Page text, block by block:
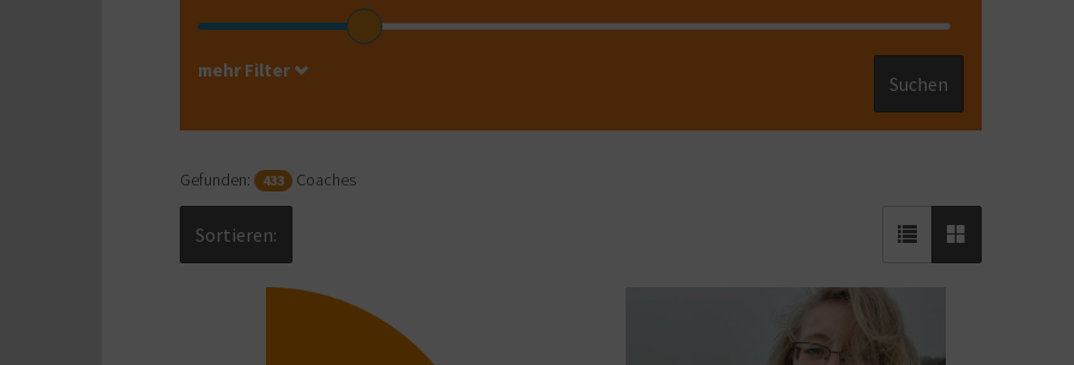
Suchen
mehr Filter
Gefunden: 433 Coaches
Sortieren: